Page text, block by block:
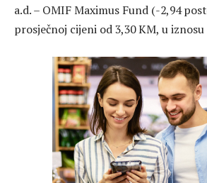
a.d. – OMIF Maximus Fund (-2,94
prosječnoj cijeni od 3,30 KM, u iznosu